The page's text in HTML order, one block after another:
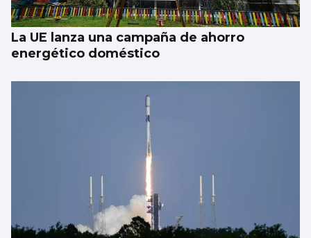
La UE lanza una campaña de ahorro
energético doméstico